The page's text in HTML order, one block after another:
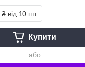
₴ від 10 шт.
Купити
або